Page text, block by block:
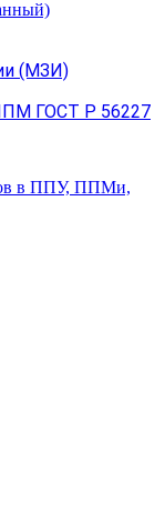
(МЗИ)
ГОСТ Р 56227
в ППУ, ППМи,